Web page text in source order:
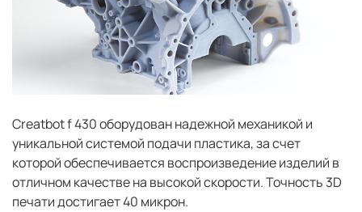
Сreatbot f 430 оборудован надежной механикой и
уникальной системой подачи пластика, за счет
которой обеспечивается воспроизведение изделий в
отличном качестве на высокой скорости. Точность 3D
печати достигает 40 микрон.